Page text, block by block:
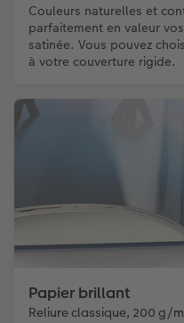
Couleurs naturelles et
parfaitement en valeur
satinée. Vous pouvez
à votre couverture rigide.
Papier brillant
Reliure classique, 200 g/